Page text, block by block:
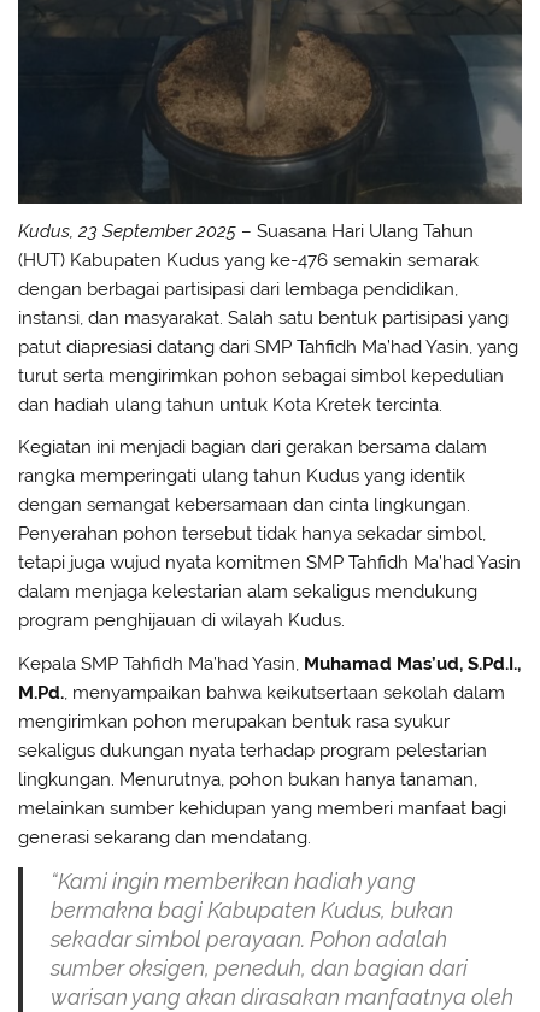
Kudus, 23 September 2025 – Suasana Hari Ulang Tahun
(HUT) Kabupaten Kudus yang ke-476 semakin semarak
dengan berbagai partisipasi dari lembaga pendidikan,
instansi, dan masyarakat. Salah satu bentuk partisipasi yang
patut diapresiasi datang dari SMP Tahfidh Ma’had Yasin, yang
turut serta mengirimkan pohon sebagai simbol kepedulian
dan hadiah ulang tahun untuk Kota Kretek tercinta.
Kegiatan ini menjadi bagian dari gerakan bersama dalam
rangka memperingati ulang tahun Kudus yang identik
dengan semangat kebersamaan dan cinta lingkungan.
Penyerahan pohon tersebut tidak hanya sekadar simbol,
tetapi juga wujud nyata komitmen SMP Tahfidh Ma’had Yasin
dalam menjaga kelestarian alam sekaligus mendukung
program penghijauan di wilayah Kudus.
Kepala SMP Tahfidh Ma’had Yasin, Muhamad Mas’ud, S.Pd.I.,
M.Pd., menyampaikan bahwa keikutsertaan sekolah dalam
mengirimkan pohon merupakan bentuk rasa syukur
sekaligus dukungan nyata terhadap program pelestarian
lingkungan. Menurutnya, pohon bukan hanya tanaman,
melainkan sumber kehidupan yang memberi manfaat bagi
generasi sekarang dan mendatang.
“Kami ingin memberikan hadiah yang
bermakna bagi Kabupaten Kudus, bukan
sekadar simbol perayaan. Pohon adalah
sumber oksigen, peneduh, dan bagian dari
warisan yang akan dirasakan manfaatnya oleh